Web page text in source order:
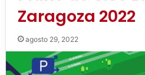
Zaragoza 2022
agosto 29, 2022